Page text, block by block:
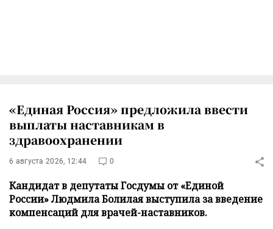
«Единая Россия» предложила ввести
выплаты наставникам в
здравоохранении
6 августа 2026, 12:44 0
Кандидат в депутаты Госдумы от «Единой
России» Людмила Болилая выступила за введение
компенсаций для врачей-наставников.